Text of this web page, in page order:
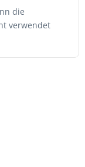
die
verwendet